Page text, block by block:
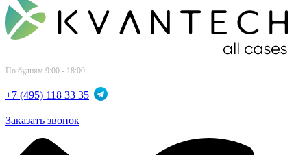
По будням 9:00 - 18:00
+7 (495) 118 33 35
Заказать звонок